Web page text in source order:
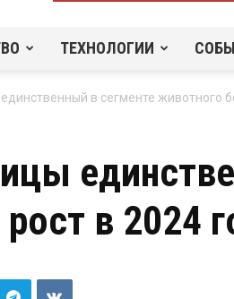
ТЕХНОЛОГИИ
в сегменте животного
в 2024